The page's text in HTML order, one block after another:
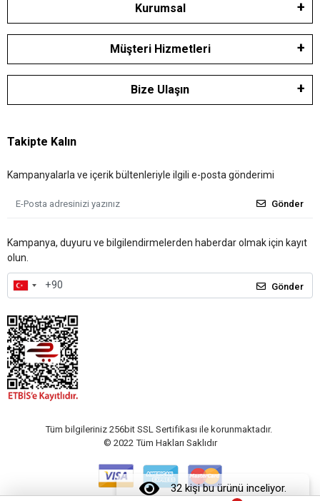
32 kişi bu ürünü inceliyor.
Kurumsal
Müşteri Hizmetleri
Bize Ulaşın
Takipte Kalın
Kampanyalarla ve içerik bültenleriyle ilgili e-posta gönderimi
Gönder
Kampanya, duyuru ve bilgilendirmelerden haberdar olmak için kayıt
olun.
Gönder
Tüm bilgileriniz 256bit SSL Sertifikası ile korunmaktadır.
© 2022 Tüm Hakları Saklıdır